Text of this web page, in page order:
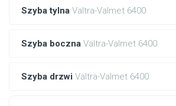
Szyba tylna Valtra-Valmet 6400
Szyba boczna Valtra-Valmet 6400
Szyba drzwi Valtra-Valmet 6400